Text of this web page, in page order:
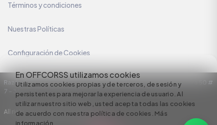
En OFFCORSS utilizamos cookies
Utilizamos cookies propias y de terceros, de sesión y
persistentes para mejorar la experiencia de usuario. Al
utilizar nuestro sitio web, usted acepta todas las cookies
de acuerdo con nuestra política de cookies. Más
información
Términos y condiciones
Nuestras Políticas
Configuración de Cookies
Razón Social: C.I HERMECO S.A. NIT: 890924167-6 Dirección: Carrera 50 #
7 – 35
All rights reserved empowered by